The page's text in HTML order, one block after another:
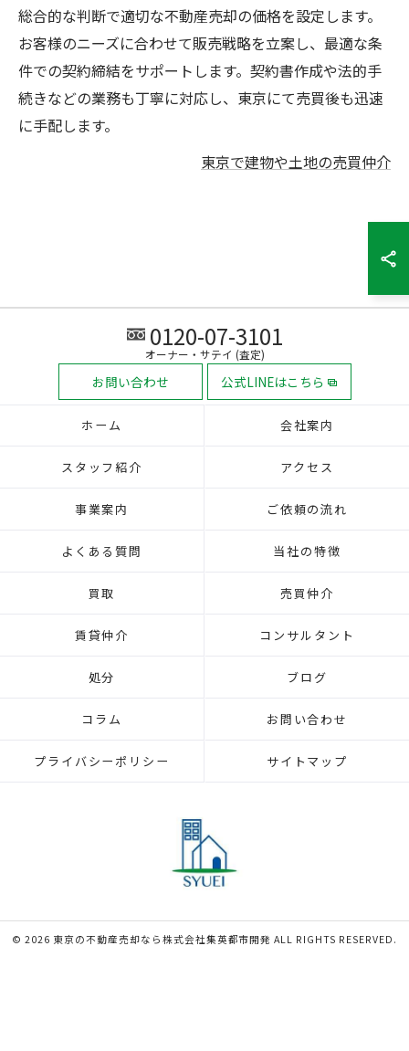
総合的な判断で適切な不動産売却の価格を設定します。
お客様のニーズに合わせて販売戦略を立案し、最適な条
件での契約締結をサポートします。契約書作成や法的手
続きなどの業務も丁寧に対応し、東京にて売買後も迅速
に手配します。
東京で建物や土地の売買仲介
0120-07-3101
オーナー・サテイ (査定)
お問い合わせ 公式LINEはこちら
ホーム 会社案内
スタッフ紹介 アクセス
事業案内 ご依頼の流れ
よくある質問 当社の特徴
買取 売買仲介
賃貸仲介 コンサルタント
処分 ブログ
コラム お問い合わせ
プライバシーポリシー サイトマップ
© 2026 東京の不動産売却なら株式会社集英都市開発 ALL RIGHTS RESERVED.